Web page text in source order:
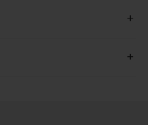
+
결제가 가능하며, 개인정보를 안
+